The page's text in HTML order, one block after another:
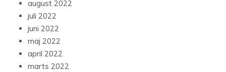
august 2022
juli 2022
juni 2022
maj 2022
april 2022
marts 2022